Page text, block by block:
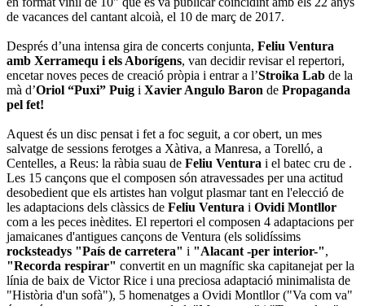
de vacances del cantant alcoià, el 10 de març de 2017.
Després d’una intensa gira de concerts conjunta, Feliu Ventura
amb Xerramequ i els Aborígens, van decidir revisar el repertori,
encetar noves peces de creació pròpia i entrar a l’Stroika Lab de la
mà d’Oriol “Puxi” Puig i Xavier Angulo Baron de Propaganda
pel fet!
Aquest és un disc pensat i fet a foc seguit, a cor obert, un mes
salvatge de sessions ferotges a Xàtiva, a Manresa, a Torelló, a
Centelles, a Reus: la ràbia suau de Feliu Ventura i el batec cru de .
Les 15 cançons que el composen són atravessades per una actitud
desobedient que els artistes han volgut plasmar tant en l'elecció de
les adaptacions dels clàssics de Feliu Ventura i Ovidi Montllor
com a les peces inèdites. El repertori el composen 4 adaptacions per
jamaicanes d'antigues cançons de Ventura (els solidíssims
rocksteadys "País de carretera" i "Alacant -per interior-",
"Recorda respirar" convertit en un magnífic ska capitanejat per la
línia de baix de Victor Rice i una preciosa adaptació minimalista de
"Història d'un sofà"), 5 homenatges a Ovidi Montllor ("Va com va"